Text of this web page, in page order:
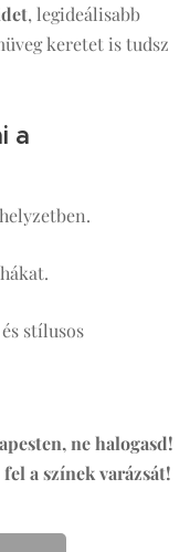
, legideálisabb
keretet is tudsz
a
stílusos
ne halogasd!
a színek varázsát!